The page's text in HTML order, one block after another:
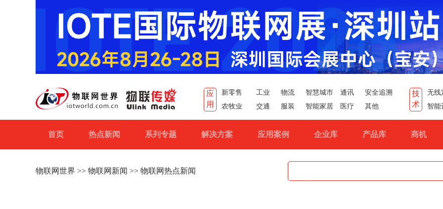
应
用
新零售 工业 物流 智慧城市 通讯
安全追溯
农牧业
交通 服装 智能家居 医疗 其他
技
术
无线
智能
首页 热点新闻 系列专题 解决方案 应用案例 企业库 产品库 商机
物联网世界 >> 物联网新闻 >> 物联网热点新闻